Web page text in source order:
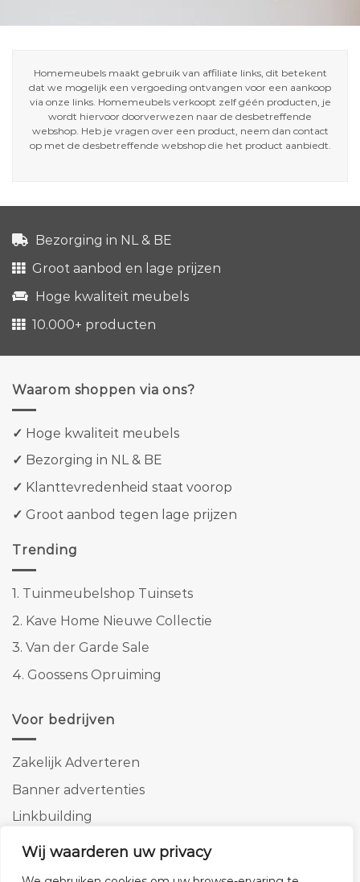
Wij waarderen uw privacy
Homemeubels maakt gebruik van affiliate links, dit betekent
dat we mogelijk een vergoeding ontvangen voor een aankoop
via onze links. Homemeubels verkoopt zelf géén producten, je
wordt hiervoor doorverwezen naar de desbetreffende
webshop. Heb je vragen over een product, neem dan contact
op met de desbetreffende webshop die het product aanbiedt.
Bezorging in NL & BE
Groot aanbod en lage prijzen
Hoge kwaliteit meubels
10.000+ producten
Waarom shoppen via ons?
✓ Hoge kwaliteit meubels
✓ Bezorging in NL & BE
✓ Klanttevredenheid staat voorop
✓ Groot aanbod tegen lage prijzen
Trending
1. Tuinmeubelshop Tuinsets
2. Kave Home Nieuwe Collectie
3. Van der Garde Sale
4. Goossens Opruiming
Voor bedrijven
Zakelijk Adverteren
Banner advertenties
Linkbuilding
SEO copywriting